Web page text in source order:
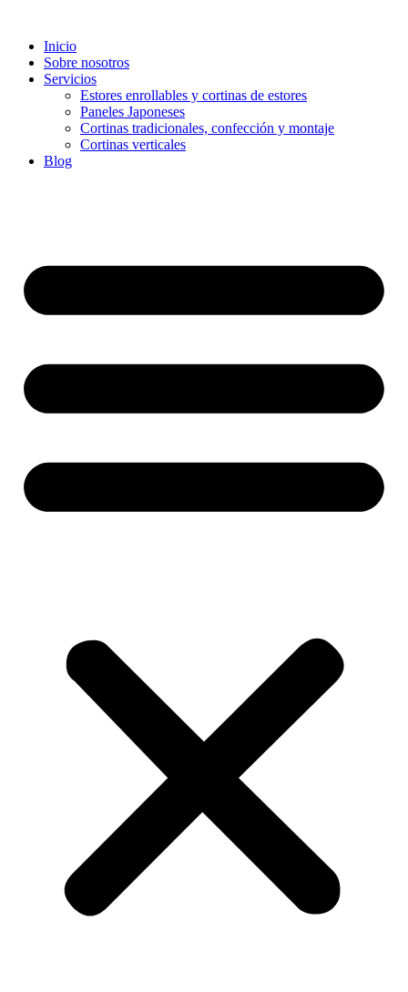
Inicio
Sobre nosotros
Servicios
Estores enrollables y cortinas de estores
Paneles Japoneses
Cortinas tradicionales, confección y montaje
Cortinas verticales
Blog